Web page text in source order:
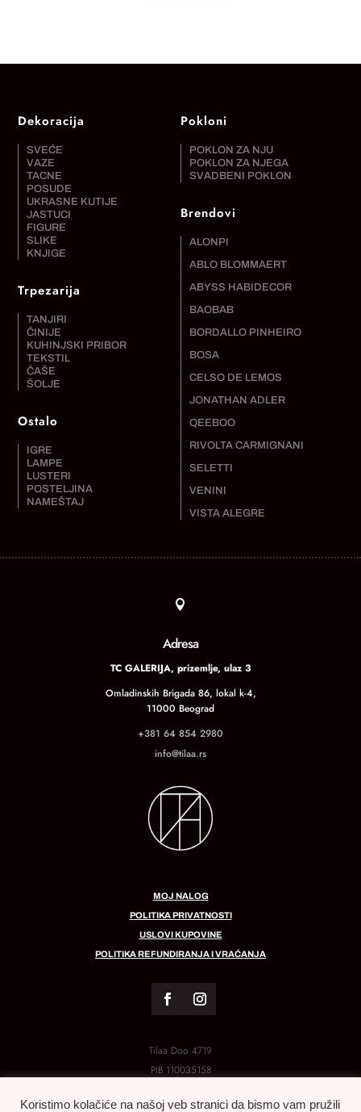
Dekoracija
SVEĆE
VAZE
TACNE
POSUDE
UKRASNE KUTIJE
JASTUCI
FIGURE
SLIKE
KNJIGE
Trpezarija
TANJIRI
ČINIJE
KUHINJSKI PRIBOR
TEKSTIL
ČAŠE
ŠOLJE
Ostalo
IGRE
LAMPE
LUSTERI
POSTELJINA
NAMEŠTAJ
Pokloni
POKLON ZA NJU
POKLON ZA NJEGA
SVADBENI POKLON
Brendovi
ALONPI
ABLO BLOMMAERT
ABYSS HABIDECOR
BAOBAB
BORDALLO PINHEIRO
BOSA
CELSO DE LEMOS
JONATHAN ADLER
QEEBOO
RIVOLTA CARMIGNANI
SELETTI
VENINI
VISTA ALEGRE

Adresa
TC GALERIJA, prizemlje, ulaz 3
Omladinskih Brigada 86, lokal k-4,
11000 Beograd
+381 64 854 2980
info@tilaa.rs
MOJ NALOG
POLITIKA PRIVATNOSTI
USLOVI KUPOVINE
POLITIKA REFUNDIRANJA I VRAĆANJA
Tilaa Doo 4719
PIB 110035158
Koristimo kolačiće na našoj veb stranici da bismo vam pružili